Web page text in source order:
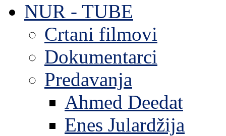
NUR - TUBE
Crtani filmovi
Dokumentarci
Predavanja
Ahmed Deedat
Enes Julardžija